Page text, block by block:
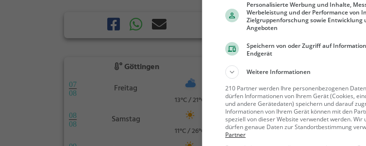
Göttingen
07
08
Freitag
13°C / 21°C
08
08
Samstag
11°C / 26°C
200 m
500 ft
Gaststätten in der Nähe
Eislust
Eisdiele in Göttingen
Göttingen
Personalisierte Werbung und Inhalte,
Werbeleistung und der Performance von
Zielgruppenforschung sowie Entwicklung
Angeboten
Speichern von oder Zugriff auf
Endgerät
Weitere Informationen
210 Partner werden Ihre personenbezogenen
dürfen Informationen von Ihrem Gerät (Cookies,
und andere Gerätedaten) speichern und darauf
Informationen von Ihrem Gerät können mit den
speziell von dieser Website verwendet werden. Wir
dürfen genaue Daten zur Standortbestimmung
Partner